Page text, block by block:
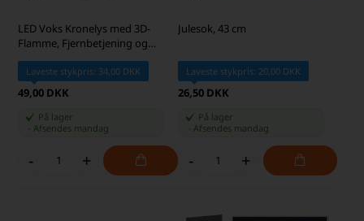
LED Voks Kronelys med 3D-
Flamme, Fjernbetjening og
Timer, Hvid, 2 stk.
Laveste stykpris: 34,00 DKK
49,00 DKK
På lager
Afsendes mandag
- +
Julesok, 43 cm
Laveste stykpris: 20,00 DKK
26,50 DKK
På lager
Afsendes mandag
- +